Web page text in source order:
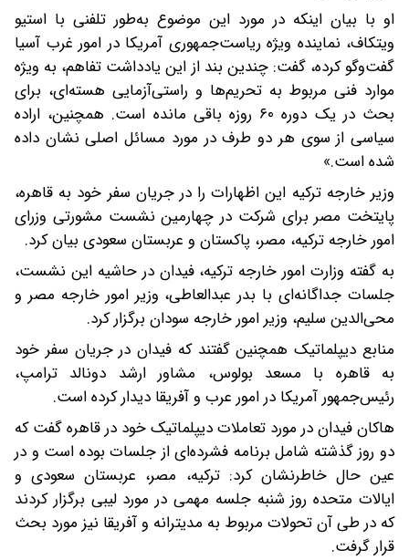
او با بیان اینکه در مورد این موضوع به‌طور تلفنی با استیو
ویتکاف، نماینده ویژه ریاست‌جمهوری آمریکا در امور غرب آسیا
گفت‌وگو کرده، گفت: چندین بند از این یادداشت تفاهم، به ویژه
موارد فنی مربوط به تحریم‌ها و راستی‌آزمایی هسته‌ای، برای
بحث در یک دوره ۶۰ روزه باقی مانده است. همچنین، اراده
سیاسی از سوی هر دو طرف در مورد مسائل اصلی نشان داده
شده است.»
وزیر خارجه ترکیه این اظهارات را در جریان سفر خود به قاهره،
پایتخت مصر برای شرکت در چهارمین نشست مشورتی وزرای
امور خارجه ترکیه، مصر، پاکستان و عربستان سعودی بیان کرد.
به گفته وزارت امور خارجه ترکیه، فیدان در حاشیه این نشست،
جلسات جداگانه‌ای با بدر عبدالعاطی، وزیر امور خارجه مصر و
محی‌الدین سلیم، وزیر امور خارجه سودان برگزار کرد.
منابع دیپلماتیک همچنین گفتند که فیدان در جریان سفر خود
به قاهره با مسعد بولوس، مشاور ارشد دونالد ترامپ،
رئیس‌جمهور آمریکا در امور عرب و آفریقا دیدار کرده است.
هاکان فیدان در مورد تعاملات دیپلماتیک خود در قاهره گفت که
دو روز گذشته شامل برنامه فشرده‌ای از جلسات بوده است و در
عین حال خاطرنشان کرد: ترکیه، مصر، عربستان سعودی و
ایالات متحده روز شنبه جلسه مهمی در مورد لیبی برگزار کردند
که در طی آن تحولات مربوط به مدیترانه و آفریقا نیز مورد بحث
قرار گرفت.